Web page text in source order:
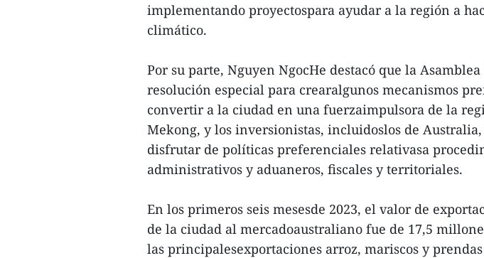
implementando proyectospara ayudar a la región a
climático.
Por su parte, Nguyen NgocHe destacó que la
resolución especial para crearalgunos mecanismos
convertir a la ciudad en una fuerzaimpulsora de la
Mekong, y los inversionistas, incluidoslos de
disfrutar de políticas preferenciales relativasa
administrativos y aduaneros, fiscales y territoriales.
En los primeros seis mesesde 2023, el valor de
de la ciudad al mercadoaustraliano fue de 17,5
las principalesexportaciones arroz, mariscos y